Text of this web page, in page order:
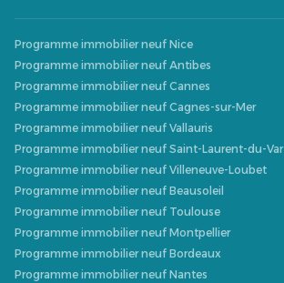
Programme immobilier neuf Nice
Programme immobilier neuf Antibes
Programme immobilier neuf Cannes
Programme immobilier neuf Cagnes-sur-Mer
Programme immobilier neuf Vallauris
Programme immobilier neuf Saint-Laurent-du-Var
Programme immobilier neuf Villeneuve-Loubet
Programme immobilier neuf Beausoleil
Programme immobilier neuf Toulouse
Programme immobilier neuf Montpellier
Programme immobilier neuf Bordeaux
Programme immobilier neuf Nantes